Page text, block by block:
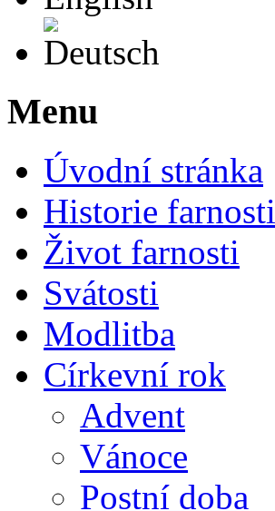
Menu
Úvodní stránka
Historie farnosti
Život farnosti
Svátosti
Modlitba
Církevní rok
Advent
Vánoce
Postní doba